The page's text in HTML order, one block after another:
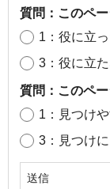
質問：このペ
1：役に立
3：役に立
質問：このペ
1：見つけ
3：見つけ